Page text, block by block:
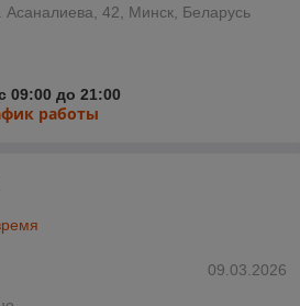
Асаналиева, 42, Минск, Беларусь
09:00 до 21:00
работы
09.03.2026